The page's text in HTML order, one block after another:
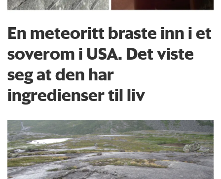
En meteoritt braste inn i et
soverom i USA. Det viste
seg at den har
ingredienser til liv